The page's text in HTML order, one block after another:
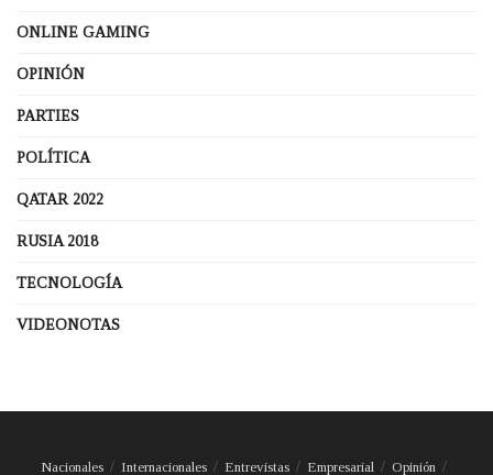
ONLINE GAMING
OPINIÓN
PARTIES
POLÍTICA
QATAR 2022
RUSIA 2018
TECNOLOGÍA
VIDEONOTAS
Nacionales Internacionales Entrevistas Empresarial Opinión